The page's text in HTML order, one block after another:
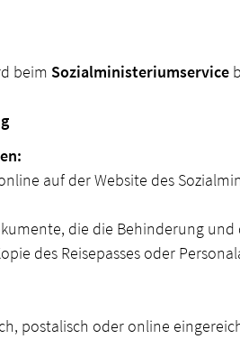
beim Sozialministeriumservice
auf der Website des
die die Behinderung
des Reisepasses oder
postalisch oder online